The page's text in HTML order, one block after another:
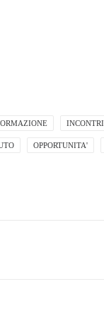
INCONTRI
OPPORTUNITA'